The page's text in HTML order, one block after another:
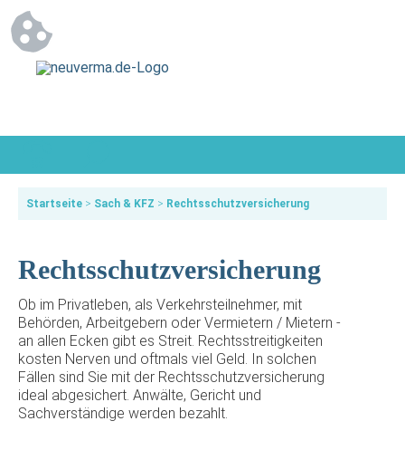
Startseite > Sach & KFZ > Rechtsschutzversicherung
Rechtsschutzversicherung
Ob im Privatleben, als Verkehrsteilnehmer, mit
Behörden, Arbeitgebern oder Vermietern / Mietern -
an allen Ecken gibt es Streit. Rechtsstreitigkeiten
kosten Nerven und oftmals viel Geld. In solchen
Fällen sind Sie mit der Rechtsschutzversicherung
ideal abgesichert. Anwälte, Gericht und
Sachverständige werden bezahlt.